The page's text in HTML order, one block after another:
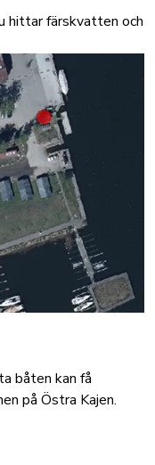
hittar färskvatten och
båten kan få
på Östra Kajen.